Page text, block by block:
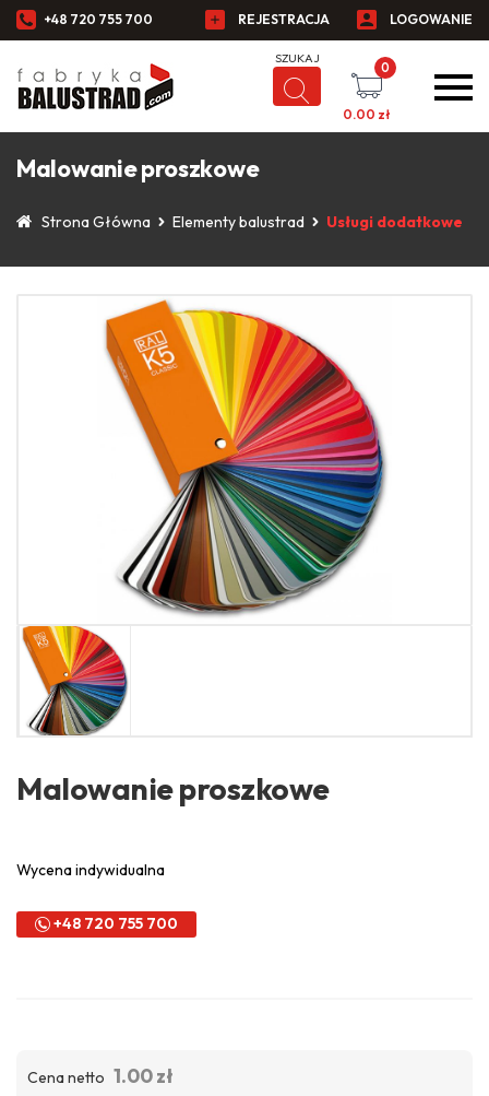
+48 720 755 700 REJESTRACJA LOGOWANIE
0
0.00 zł
Malowanie proszkowe
Strona Główna Elementy balustrad Usługi dodatkowe
Malowanie proszkowe
Wycena indywidualna
+48 720 755 700
Cena netto 1.00 zł